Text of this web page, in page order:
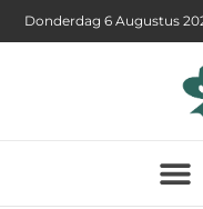
Donderdag 6 Augustus